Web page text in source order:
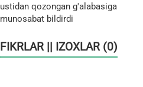
ustidan qozongan g'alabasiga
munosabat bildirdi
FIKRLAR || IZOXLAR (0)